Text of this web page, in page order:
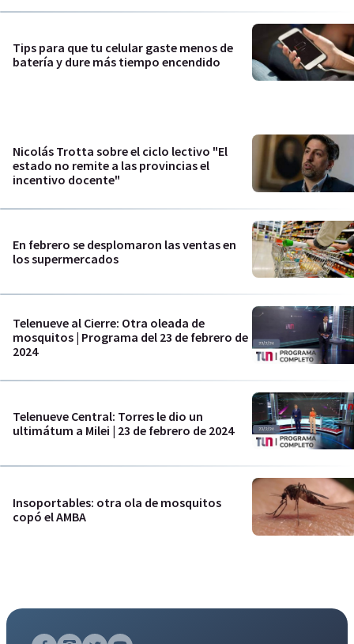
Tips para que tu celular gaste menos de
batería y dure más tiempo encendido
Nicolás Trotta sobre el ciclo lectivo "El
estado no remite a las provincias el
incentivo docente"
En febrero se desplomaron las ventas en
los supermercados
Telenueve al Cierre: Otra oleada de
mosquitos | Programa del 23 de febrero de
2024
Telenueve Central: Torres le dio un
ultimátum a Milei | 23 de febrero de 2024
Insoportables: otra ola de mosquitos
copó el AMBA